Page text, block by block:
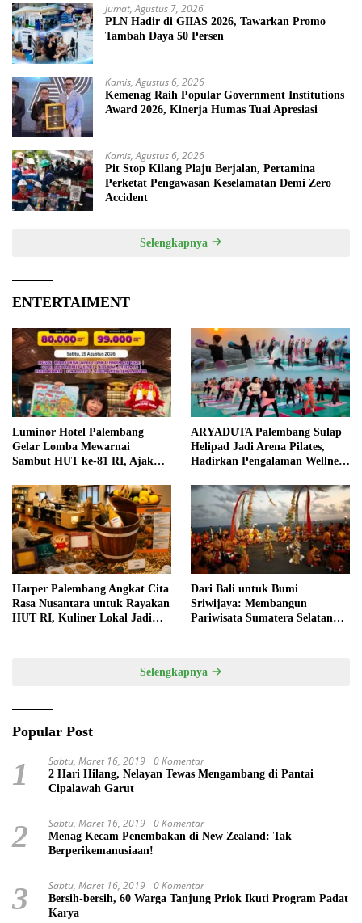
Jumat, Agustus 7, 2026
PLN Hadir di GIIAS 2026, Tawarkan Promo
Tambah Daya 50 Persen
Kamis, Agustus 6, 2026
Kemenag Raih Popular Government Institutions
Award 2026, Kinerja Humas Tuai Apresiasi
Kamis, Agustus 6, 2026
Pit Stop Kilang Plaju Berjalan, Pertamina
Perketat Pengawasan Keselamatan Demi Zero
Accident
Selengkapnya
ENTERTAIMENT
Luminor Hotel Palembang
Gelar Lomba Mewarnai
Sambut HUT ke-81 RI, Ajak
ARYADUTA Palembang Sulap
Helipad Jadi Arena Pilates,
Hadirkan Pengalaman Wellness
Harper Palembang Angkat Cita
Rasa Nusantara untuk Rayakan
HUT RI, Kuliner Lokal Jadi
Dari Bali untuk Bumi
Sriwijaya: Membangun
Pariwisata Sumatera Selatan
Selengkapnya
Popular Post
1 Sabtu, Maret 16, 2019 0 Komentar
2 Hari Hilang, Nelayan Tewas Mengambang di Pantai
Cipalawah Garut
2 Sabtu, Maret 16, 2019 0 Komentar
Menag Kecam Penembakan di New Zealand: Tak
Berperikemanusiaan!
3 Sabtu, Maret 16, 2019 0 Komentar
Bersih-bersih, 60 Warga Tanjung Priok Ikuti Program Padat
Karya